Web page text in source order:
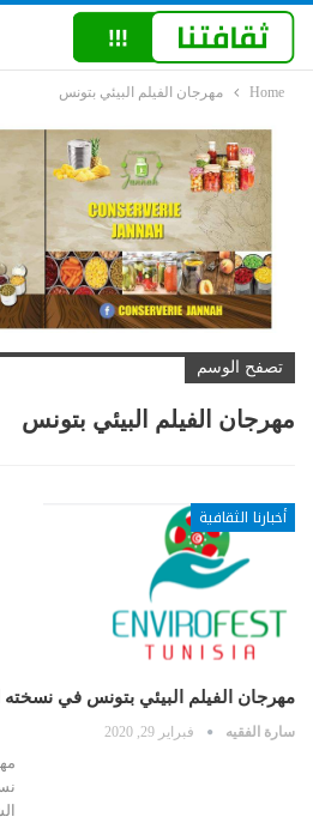
Home مهرجان الفيلم البيئي بتونس
تصفح الوسم
مهرجان الفيلم البيئي بتونس
أخبارنا الثقافية
مهرجان الفيلم البيئي بتونس في نسخته
سارة الفقيه فبراير 29, 2020